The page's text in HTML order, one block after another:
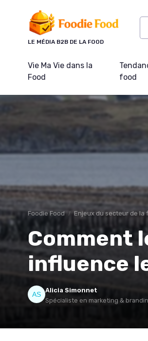
LE MÉDIA B2B DE LA FOOD
Vie Ma Vie dans la
Food
food
Foodie Food Enjeux du secteur de la
Comment
influence
Alicia Simonnet
Spécialiste en marketing &